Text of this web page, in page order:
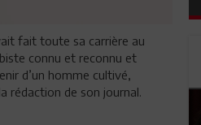
fait toute sa carrière au
connu et reconnu et
d’un homme cultivé,
rédaction de son journal.